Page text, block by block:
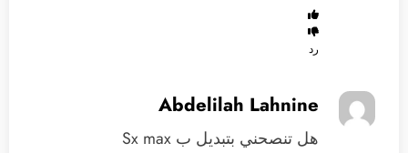
رد
Abdelilah Lahnine
هل تنصحني بتبديل ب Sx max